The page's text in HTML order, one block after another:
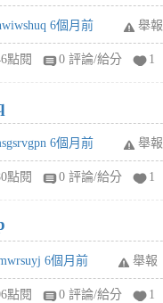
6個月前 舉報
點閱 0 評論/給分 1
6個月前 舉報
點閱 0 評論/給分 1
6個月前 舉報
點閱 0 評論/給分 1